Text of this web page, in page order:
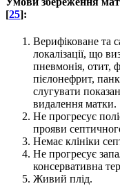
[25]:
Верифіковане та
локалізації, що
пневмонія, отит,
пієлонефрит,
слугувати
видалення матки.
Не прогресує
прояви
Немає клініки
Не прогресує
консервативна
Живий плід.